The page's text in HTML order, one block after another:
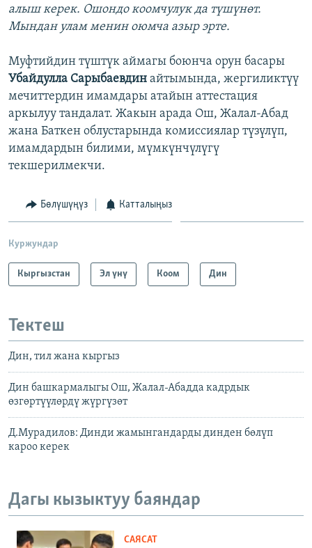
алыш керек. Ошондо коомчулук да түшүнөт.
Мындан улам менин оюмча азыр эрте.
Муфтийдин түштүк аймагы боюнча орун басары
Убайдулла Сарыбаевдин айтымында, жергиликтүү
мечиттердин имамдары атайын аттестация
аркылуу тандалат. Жакын арада Ош, Жалал-Абад
жана Баткен облустарында комиссиялар түзүлүп,
имамдардын билими, мүмкүнчүлүгү
текшерилмекчи.
Бөлүшүңүз Катталыңыз
Куржундар
Кыргызстан Эл үнү Коом Дин
Тектеш
Дин, тил жана кыргыз
Дин башкармалыгы Ош, Жалал-Абадда кадрдык
өзгөртүүлөрдү жүргүзөт
Д.Мурадилов: Динди жамынгандарды динден бөлүп
кароо керек
Дагы кызыктуу баяндар
САЯСАТ